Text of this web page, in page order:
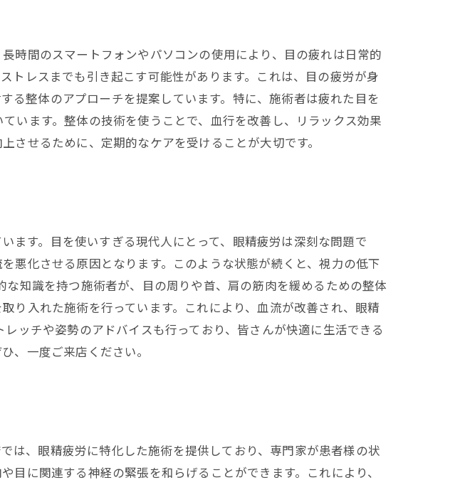
時間のスマートフォンやパソコンの使用により、目の疲れは日常的
トレスまでも引き起こす可能性があります。これは、目の疲労が身
る整体のアプローチを提案しています。特に、施術者は疲れた目を
います。整体の技術を使うことで、血行を改善し、リラックス効果
させるために、定期的なケアを受けることが大切です。
ます。目を使いすぎる現代人にとって、眼精疲労は深刻な問題で
悪化させる原因となります。このような状態が続くと、視力の低下
知識を持つ施術者が、目の周りや首、肩の筋肉を緩めるための整体
り入れた施術を行っています。これにより、血流が改善され、眼精
ッチや姿勢のアドバイスも行っており、皆さんが快適に生活できる
、一度ご来店ください。
は、眼精疲労に特化した施術を提供しており、専門家が患者様の状
に関連する神経の緊張を和らげることができます。これにより、